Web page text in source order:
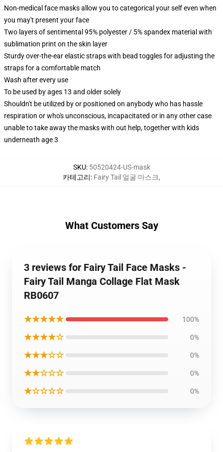
Non-medical face masks allow you to categorical your self even when
you may't present your face
Two layers of sentimental 95% polyester / 5% spandex material with
sublimation print on the skin layer
Sturdy over-the-ear elastic straps with bead toggles for adjusting the
straps for a comfortable match
Wash after every use
To be used by ages 13 and older solely
Shouldn't be utilized by or positioned on anybody who has hassle
respiration or who's unconscious, incapacitated or in any other case
unable to take away the masks with out help, together with kids
underneath age 3
SKU: 50520424-US-mask
카테고리: Fairy Tail 얼굴 마스크,
What Customers Say
3 reviews for Fairy Tail Face Masks -
Fairy Tail Manga Collage Flat Mask
RB0607
★★★★★ 100%
★★★★☆ 0%
★★★☆☆ 0%
★★☆☆☆ 0%
★☆☆☆☆ 0%